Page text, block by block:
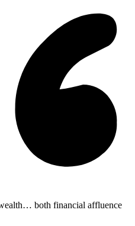
both financial affluence